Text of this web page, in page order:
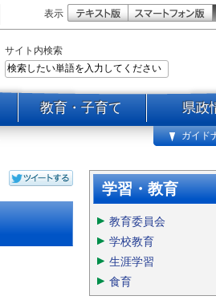
表示
サイト内検索
教育・子育て 県政
ガイド
学習・教育
教育委員会
学校教育
生涯学習
食育